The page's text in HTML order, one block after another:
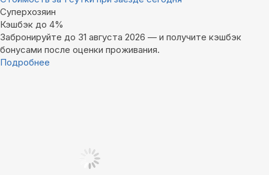
Суперхозяин
Кэшбэк до 4%
Забронируйте до 31 августа 2026 — и получите кэшбэк
бонусами после оценки проживания.
Подробнее